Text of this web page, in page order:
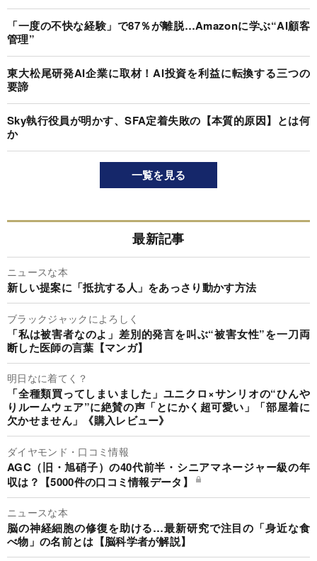
「一度の不快な経験」で87％が離脱…Amazonに学ぶ“AI顧客
管理”
東大松尾研発AI企業に取材！AI投資を利益に転換する三つの
要諦
Sky執行役員が明かす、SFA定着失敗の【本質的原因】とは何
か
一覧を見る
最新記事
ニュースな本
新しい提案に「抵抗する人」をあっさり動かす方法
ブラックジャックによろしく
「私は被害者なのよ」差別的発言を叫ぶ“被害女性”を一刀両
断した医師の言葉【マンガ】
明日なに着てく？
「全種類買ってしまいました」ユニクロ×サンリオの“ひんや
りルームウェア”に絶賛の声「とにかく超可愛い」「部屋着に
欠かせません」《購入レビュー》
ダイヤモンド・口コミ情報
AGC（旧・旭硝子）の40代前半・シニアマネージャー級の年
収は？【5000件の口コミ情報データ】
ニュースな本
脳の神経細胞の修復を助ける…最新研究で注目の「身近な食
べ物」の名前とは【脳科学者が解説】